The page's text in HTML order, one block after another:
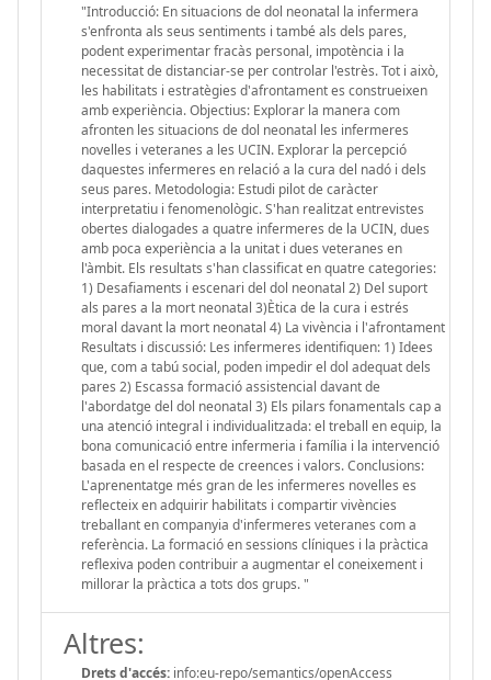
"Introducció: En situacions de dol neonatal la infermera
s'enfronta als seus sentiments i també als dels pares,
podent experimentar fracàs personal, impotència i la
necessitat de distanciar-se per controlar l'estrès. Tot i això,
les habilitats i estratègies d'afrontament es construeixen
amb experiència. Objectius: Explorar la manera com
afronten les situacions de dol neonatal les infermeres
novelles i veteranes a les UCIN. Explorar la percepció
daquestes infermeres en relació a la cura del nadó i dels
seus pares. Metodologia: Estudi pilot de caràcter
interpretatiu i fenomenològic. S'han realitzat entrevistes
obertes dialogades a quatre infermeres de la UCIN, dues
amb poca experiència a la unitat i dues veteranes en
l'àmbit. Els resultats s'han classificat en quatre categories:
1) Desafiaments i escenari del dol neonatal 2) Del suport
als pares a la mort neonatal 3)Ètica de la cura i estrés
moral davant la mort neonatal 4) La vivència i l'afrontament
Resultats i discussió: Les infermeres identifiquen: 1) Idees
que, com a tabú social, poden impedir el dol adequat dels
pares 2) Escassa formació assistencial davant de
l'abordatge del dol neonatal 3) Els pilars fonamentals cap a
una atenció integral i individualitzada: el treball en equip, la
bona comunicació entre infermeria i família i la intervenció
basada en el respecte de creences i valors. Conclusions:
L'aprenentatge més gran de les infermeres novelles es
reflecteix en adquirir habilitats i compartir vivències
treballant en companyia d'infermeres veteranes com a
referència. La formació en sessions clíniques i la pràctica
reflexiva poden contribuir a augmentar el coneixement i
millorar la pràctica a tots dos grups. "
Altres:
Drets d'accés: info:eu-repo/semantics/openAccess